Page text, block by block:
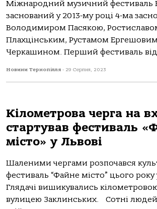
Міжнародний музичний фестиваль
заснований у 2013-му році 4-ма
Володимиром Пасякою,
Плахцінським, Рустамом
Черкашином. Перший фестиваль
Новини Тернопілля - 29 Серпня, 2023
Кілометрова черга на
стартував фестиваль
місто» у Львові
Шаленими чергами розпочався
фестиваль “Файне місто” цього року
Глядачі вишикувались
вулицею Заклинських. Сотні людей